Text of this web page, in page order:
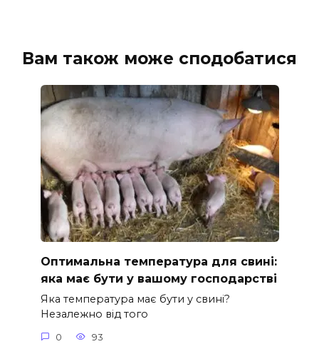
Вам також може сподобатися
Оптимальна температура для свині:
яка має бути у вашому господарстві
Яка температура має бути у свині?
Незалежно від того
0 93